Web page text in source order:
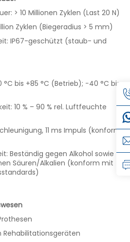
> 10 Millionen Zyklen (Last 20 N)
Zyklen (Biegeradius > 5 mm)
IP67-geschützt (staub- und
bis +85 °C (Betrieb); −40 °C bis
10 % – 90 % rel. Luftfeuchte
11 ms Impuls (konform
Beständig gegen Alkohol sowie
Säuren/Alkalien (konform mit
Rehabilitationsgeräten